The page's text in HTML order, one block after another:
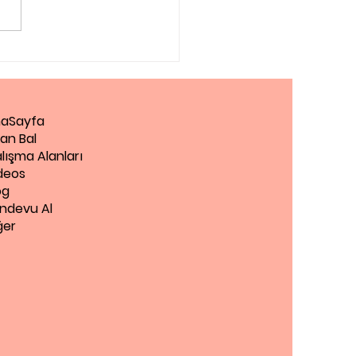
Almalısınız?
Bal
Alanları
Al